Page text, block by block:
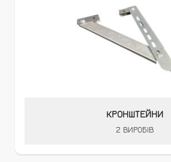
КРОНШТЕЙНИ
2 ВИРОБІВ